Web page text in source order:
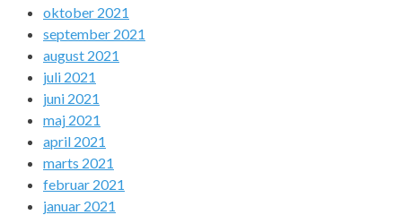
oktober 2021
september 2021
august 2021
juli 2021
juni 2021
maj 2021
april 2021
marts 2021
februar 2021
januar 2021